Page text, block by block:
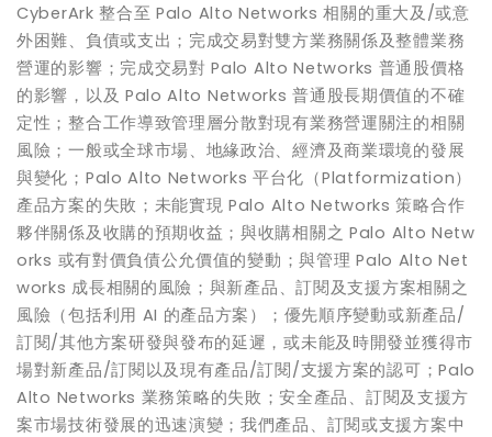
CyberArk 整合至 Palo Alto Networks 相關的重大及/或意
外困難、負債或支出；完成交易對雙方業務關係及整體業務
營運的影響；完成交易對 Palo Alto Networks 普通股價格
的影響，以及 Palo Alto Networks 普通股長期價值的不確
定性；整合工作導致管理層分散對現有業務營運關注的相關
風險；一般或全球市場、地緣政治、經濟及商業環境的發展
與變化；Palo Alto Networks 平台化（Platformization）
產品方案的失敗；未能實現 Palo Alto Networks 策略合作
夥伴關係及收購的預期收益；與收購相關之 Palo Alto Netw
orks 或有對價負債公允價值的變動；與管理 Palo Alto Net
works 成長相關的風險；與新產品、訂閱及支援方案相關之
風險（包括利用 AI 的產品方案）；優先順序變動或新產品/
訂閱/其他方案研發與發布的延遲，或未能及時開發並獲得市
場對新產品/訂閱以及現有產品/訂閱/支援方案的認可；Palo
Alto Networks 業務策略的失敗；安全產品、訂閱及支援方
案市場技術發展的迅速演變；我們產品、訂閱或支援方案中